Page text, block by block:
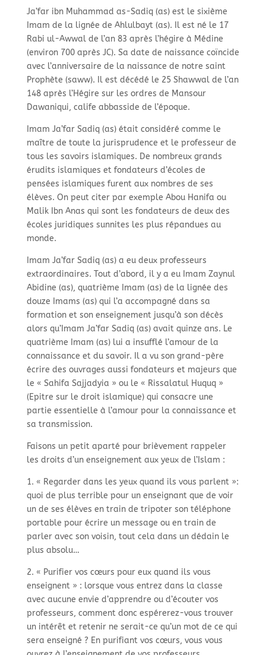
Ja’far ibn Muhammad as-Sadiq (as) est le sixième
Imam de la lignée de Ahlulbayt (as). Il est né le 17
Rabi ul-Awwal de l’an 83 après l’hégire à Médine
(environ 700 après JC). Sa date de naissance coïncide
avec l’anniversaire de la naissance de notre saint
Prophète (saww). Il est décédé le 25 Shawwal de l’an
148 après l’Hégire sur les ordres de Mansour
Dawaniqui, calife abbasside de l’époque.
Imam Ja’far Sadiq (as) était considéré comme le
maître de toute la jurisprudence et le professeur de
tous les savoirs islamiques. De nombreux grands
érudits islamiques et fondateurs d’écoles de
pensées islamiques furent aux nombres de ses
élèves. On peut citer par exemple Abou Hanifa ou
Malik Ibn Anas qui sont les fondateurs de deux des
écoles juridiques sunnites les plus répandues au
monde.
Imam Ja’far Sadiq (as) a eu deux professeurs
extraordinaires. Tout d’abord, il y a eu Imam Zaynul
Abidine (as), quatrième Imam (as) de la lignée des
douze Imams (as) qui l’a accompagné dans sa
formation et son enseignement jusqu’à son décès
alors qu’Imam Ja’far Sadiq (as) avait quinze ans. Le
quatrième Imam (as) lui a insufflé l’amour de la
connaissance et du savoir. Il a vu son grand-père
écrire des ouvrages aussi fondateurs et majeurs que
le « Sahifa Sajjadyia » ou le « Rissalatul Huquq »
(Epitre sur le droit islamique) qui consacre une
partie essentielle à l’amour pour la connaissance et
sa transmission.
Faisons un petit aparté pour brièvement rappeler
les droits d’un enseignement aux yeux de l’Islam :
1. « Regarder dans les yeux quand ils vous parlent »:
quoi de plus terrible pour un enseignant que de voir
un de ses élèves en train de tripoter son téléphone
portable pour écrire un message ou en train de
parler avec son voisin, tout cela dans un dédain le
plus absolu…
2. « Purifier vos cœurs pour eux quand ils vous
enseignent » : lorsque vous entrez dans la classe
avec aucune envie d’apprendre ou d’écouter vos
professeurs, comment donc espérerez-vous trouver
un intérêt et retenir ne serait-ce qu’un mot de ce qui
sera enseigné ? En purifiant vos cœurs, vous vous